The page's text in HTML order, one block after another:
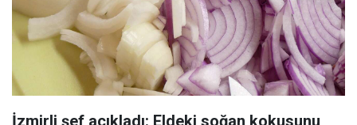
İzmirli şef açıkladı: Eldeki soğan kokusunu